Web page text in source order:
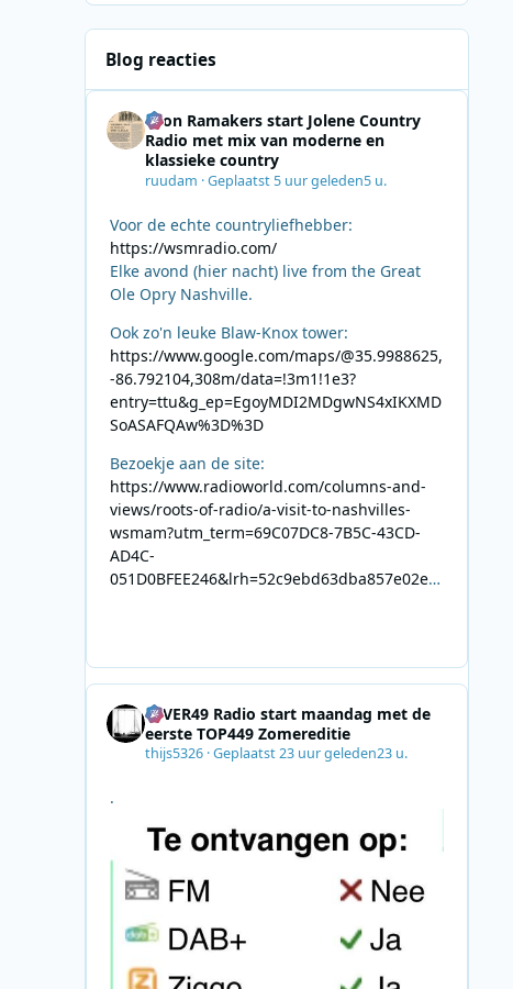
Blog reacties
Leon Ramakers start Jolene Country
Radio met mix van moderne en
klassieke country
ruudam ·Geplaatst 5 uur geleden5 u.
Voor de echte countryliefhebber:
https://wsmradio.com/
Elke avond (hier nacht) live from the Great
Ole Opry Nashville.
Ook zo'n leuke Blaw-Knox tower:
https://www.google.com/maps/@35.9988625,
-86.792104,308m/data=!3m1!1e3?
entry=ttu&g_ep=EgoyMDI2MDgwNS4xIKXMD
SoASAFQAw%3D%3D
Bezoekje aan de site:
https://www.radioworld.com/columns-and-
views/roots-of-radio/a-visit-to-nashvilles-
wsmam?utm_term=69C07DC8-7B5C-43CD-
AD4C-
051D0BFEE246&lrh=52c9ebd63dba857e02ec
AB2831C8A639&utm_medium=email&utm_co
8F09201A140D&utm_source=SmartBrief
4EVER49 Radio start maandag met de
eerste TOP449 Zomereditie
thijs5326·Geplaatst23 uur geleden23 u.
.